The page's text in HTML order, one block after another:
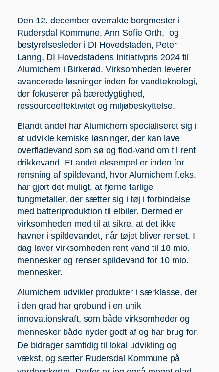
Den 12. december overrakte borgmester i
Rudersdal Kommune, Ann Sofie Orth, og
bestyrelsesleder i DI Hovedstaden, Peter
Lanng, DI Hovedstadens Initiativpris 2024 til
Alumichem i Birkerød. Virksomheden leverer
avancerede løsninger inden for vandteknologi,
der fokuserer på bæredygtighed,
ressourceeffektivitet og miljøbeskyttelse.
Blandt andet har Alumichem specialiseret sig i
at udvikle kemiske løsninger, der kan lave
overfladevand som sø og flod-vand om til rent
drikkevand. Et andet eksempel er inden for
rensning af spildevand, hvor Alumichem f.eks.
har gjort det muligt, at fjerne farlige
tungmetaller, der sætter sig i tøj i forbindelse
med batteriproduktion til elbiler. Dermed er
virksomheden med til at sikre, at det ikke
havner i spildevandet, når tøjet bliver renset. I
dag laver virksomheden rent vand til 18 mio.
mennesker og renser spildevand for 10 mio.
mennesker.
Alumichem udvikler produkter i særklasse, der
i den grad har grobund i en unik
innovationskraft, som både virksomheder og
mennesker både nyder godt af og har brug for.
De bidrager samtidig til lokal udvikling og
vækst, og sætter Rudersdal Kommune på